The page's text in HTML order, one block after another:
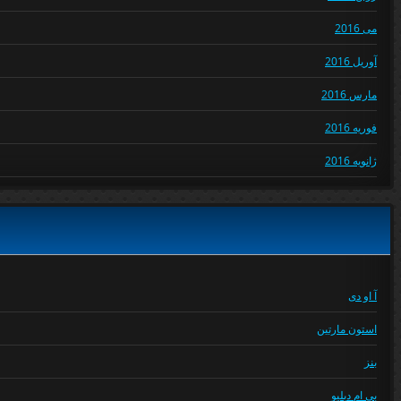
می 2016
آوریل 2016
مارس 2016
فوریه 2016
ژانویه 2016
آ او دی
استون مارتین
بنز
بی ام دبلیو